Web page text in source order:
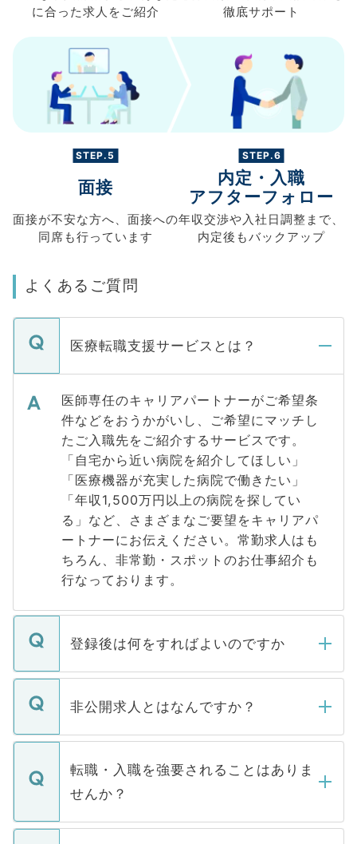
に合った求人を ご紹介
徹底サポート
STEP.5
面接
面接が不安な方へ、 面接への
同席も行っています
STEP.6
内定・入職
アフターフォロー
年収交渉や入社日調整まで、
内定後もバックアップ
よくあるご質問
医療転職支援サービスとは？
医師専任のキャリアパートナーがご希望条
件などをおうかがいし、ご希望にマッチし
たご入職先をご紹介するサービスです。
「自宅から近い病院を紹介してほしい」
「医療機器が充実した病院で働きたい」
「年収1,500万円以上の病院を探してい
る」など、さまざまなご要望をキャリアパ
ートナーにお伝えください。常勤求人はも
ちろん、非常勤・スポットのお仕事紹介も
行なっております。
登録後は何をすればよいのですか
ご登録いただきましたら、弊社担当者がご
登録内容を確認し、その後メールもしくは
ます。通常、5営業日以内にはご連絡をせて
いただきますので、しばらくお待ちくださ
非公開求人とはなんですか？
マイナビDOCTORで取り扱っている求人の
うち約3割は、Webサイトからご覧いただ
けない「非公開求人」です。非公開求人は
下記の理由によって、一般には公開してい
ません。
転職・入職を強要されることはありま
せんか？
転職・入職を強要することは一切ありませ